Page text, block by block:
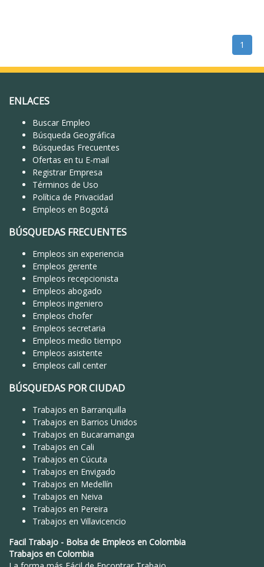
1
ENLACES
Buscar Empleo
Búsqueda Geográfica
Búsquedas Frecuentes
Ofertas en tu E-mail
Registrar Empresa
Términos de Uso
Política de Privacidad
Empleos en Bogotá
BÚSQUEDAS FRECUENTES
Empleos sin experiencia
Empleos gerente
Empleos recepcionista
Empleos abogado
Empleos ingeniero
Empleos chofer
Empleos secretaria
Empleos medio tiempo
Empleos asistente
Empleos call center
BÚSQUEDAS POR CIUDAD
Trabajos en Barranquilla
Trabajos en Barrios Unidos
Trabajos en Bucaramanga
Trabajos en Cali
Trabajos en Cúcuta
Trabajos en Envigado
Trabajos en Medellín
Trabajos en Neiva
Trabajos en Pereira
Trabajos en Villavicencio
Facil Trabajo - Bolsa de Empleos en Colombia
Trabajos en Colombia